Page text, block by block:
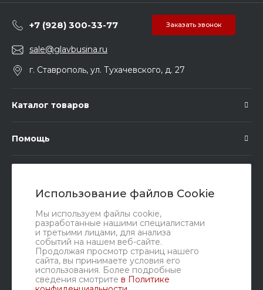
Использование файлов Cookie
Мы используем файлы cookie,
разработанные нашими специалистами
и третьими лицами, для анализа
событий на нашем веб-сайте.
Продолжая просмотр страниц нашего
сайта, вы принимаете условия его
использования. Более подробные
сведения смотрите в Политике
+7 (928) 300-33-77 Заказать звонок
sale@glavbusina.ru
г. Ставрополь, ул. Тухачевского, д. 27
Каталог товаров
Помощь